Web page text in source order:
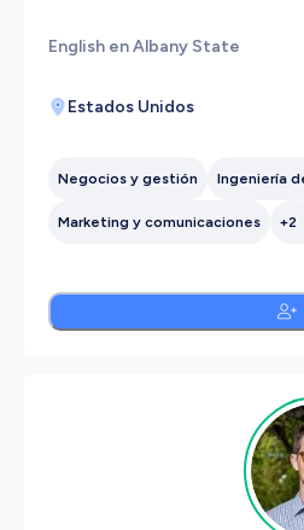
English en Albany State
Estados Unidos
Negocios y gestión Ingeniería
Marketing y comunicaciones +2